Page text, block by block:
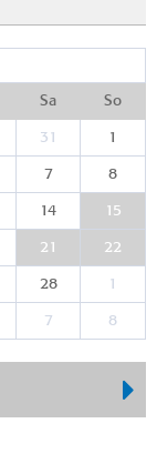
Sa So
31 1
7 8
14 15
21 22
28 1
7 8